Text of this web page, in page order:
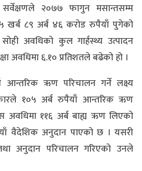
२०७७ फागुन मसान्तसम्म
८९ अर्ब ४६ करोड रुपैयाँ पुगेको
अवधिको कुल गार्हस्थ्य उत्पादन
अवधिमा ६.१० प्रतिशतले बढेको हो ।
आन्तरिक ऋण परिचालन गर्ने लक्ष्य
१०५ अर्ब रुपैयाँ आन्तरिक ऋण
११६ अर्ब बाह्य ऋण लिएको
वैदेशिक अनुदान पाएको छ । यसरी
अनुदान परिचालन गरिएको उनले